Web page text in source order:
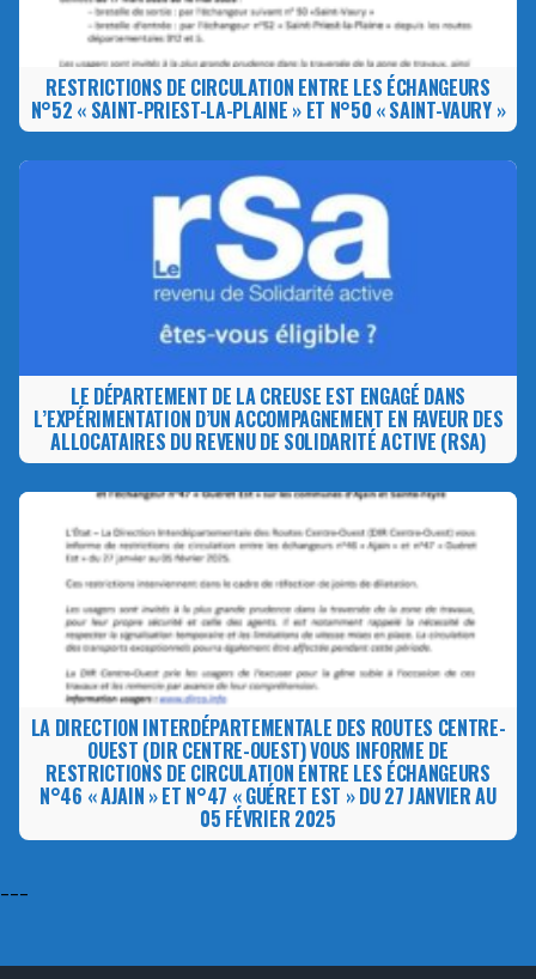
RESTRICTIONS DE CIRCULATION ENTRE LES ÉCHANGEURS
N°52 « SAINT-PRIEST-LA-PLAINE » ET N°50 « SAINT-VAURY »
LE DÉPARTEMENT DE LA CREUSE EST ENGAGÉ DANS
L’EXPÉRIMENTATION D’UN ACCOMPAGNEMENT EN FAVEUR DES
ALLOCATAIRES DU REVENU DE SOLIDARITÉ ACTIVE (RSA)
LA DIRECTION INTERDÉPARTEMENTALE DES ROUTES CENTRE-
OUEST (DIR CENTRE-OUEST) VOUS INFORME DE
RESTRICTIONS DE CIRCULATION ENTRE LES ÉCHANGEURS
N°46 « AJAIN » ET N°47 « GUÉRET EST » DU 27 JANVIER AU
05 FÉVRIER 2025
---